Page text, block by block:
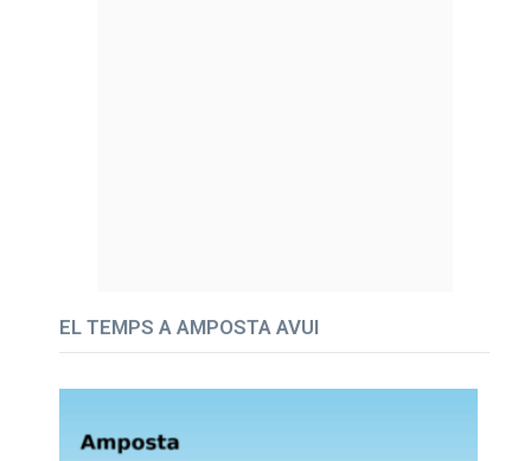
EL TEMPS A AMPOSTA AVUI